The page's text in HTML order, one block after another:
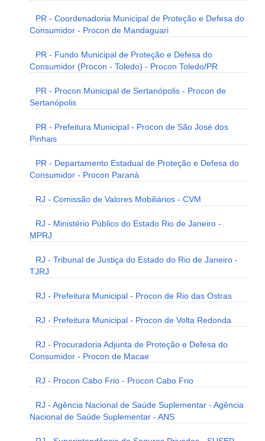
PR - Coordenadoria Municipal de Proteção e Defesa do
Consumidor - Procon de Mandaguari
PR - Fundo Municipal de Proteção e Defesa do
Consumidor (Procon - Toledo) - Procon Toledo/PR
PR - Procon Municipal de Sertanópolis - Procon de
Sertanópolis
PR - Prefeitura Municipal - Procon de São José dos
Pinhais
PR - Departamento Estadual de Proteção e Defesa do
Consumidor - Procon Paraná
RJ - Comissão de Valores Mobiliários - CVM
RJ - Ministério Público do Estado Rio de Janeiro -
MPRJ
RJ - Tribunal de Justiça do Estado do Rio de Janeiro -
TJRJ
RJ - Prefeitura Municipal - Procon de Rio das Ostras
RJ - Prefeitura Municipal - Procon de Volta Redonda
RJ - Procuradoria Adjunta de Proteção e Defesa do
Consumidor - Procon de Macae
RJ - Procon Cabo Frio - Procon Cabo Frio
RJ - Agência Nacional de Saúde Suplementar - Agência
Nacional de Saúde Suplementar - ANS